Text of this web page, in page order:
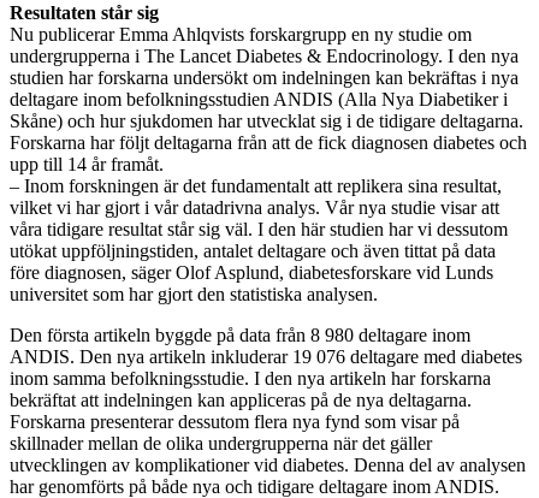
Resultaten står sig
Nu publicerar Emma Ahlqvists forskargrupp en ny studie om
undergrupperna i The Lancet Diabetes & Endocrinology. I den nya
studien har forskarna undersökt om indelningen kan bekräftas i nya
deltagare inom befolkningsstudien ANDIS (Alla Nya Diabetiker i
Skåne) och hur sjukdomen har utvecklat sig i de tidigare deltagarna.
Forskarna har följt deltagarna från att de fick diagnosen diabetes och
upp till 14 år framåt.
– Inom forskningen är det fundamentalt att replikera sina resultat,
vilket vi har gjort i vår datadrivna analys. Vår nya studie visar att
våra tidigare resultat står sig väl. I den här studien har vi dessutom
utökat uppföljningstiden, antalet deltagare och även tittat på data
före diagnosen, säger Olof Asplund, diabetesforskare vid Lunds
universitet som har gjort den statistiska analysen.
Den första artikeln byggde på data från 8 980 deltagare inom
ANDIS. Den nya artikeln inkluderar 19 076 deltagare med diabetes
inom samma befolkningsstudie. I den nya artikeln har forskarna
bekräftat att indelningen kan appliceras på de nya deltagarna.
Forskarna presenterar dessutom flera nya fynd som visar på
skillnader mellan de olika undergrupperna när det gäller
utvecklingen av komplikationer vid diabetes. Denna del av analysen
har genomförts på både nya och tidigare deltagare inom ANDIS.